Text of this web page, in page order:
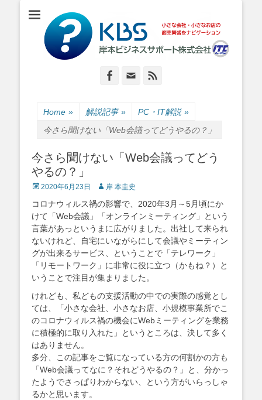
岸本ビジネスサポ
ート株式会社
小さな会社・小さなお店のIT経営をナビゲーション
Facebook
Email
Home » 解説記事 » PC・IT解説 »
今さら聞けない「Web会議ってどうやるの？」
今さら聞けない「Web会議ってどう
やるの？」
Posted
2020年6月23日 Author
岸 本圭史
コロナウィルス禍の影響で、2020年3月～5月頃にか
けて「Web会議」「オンラインミーティング」という
言葉があっというまに広がりました。出社して来られ
ないけれど、自宅にいながらにして会議やミーティン
グが出来るサービス、ということで「テレワーク」
「リモートワーク」に非常に役に立つ（かもね？）と
いうことで注目が集まりました。
けれども、私どもの支援活動の中での実際の感覚とし
ては、「小さな会社、小さなお店、小規模事業所でこ
のコロナウィルス禍の機会にWebミーティングを業務
に積極的に取り入れた」というところは、決して多く
はありません。
多分、この記事をご覧になっている方の何割かの方も
「Web会議ってなに？それどうやるの？」と、分かっ
たようでさっぱりわからない、という方がいらっしゃ
るかと思います。